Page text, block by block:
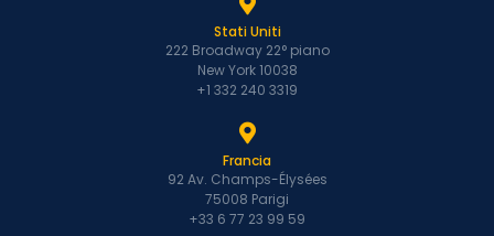
Stati Uniti
222 Broadway 22° piano
New York 10038
+1 332 240 3319
Francia
92 Av. Champs-Élysées
75008 Parigi
+33 6 77 23 99 59